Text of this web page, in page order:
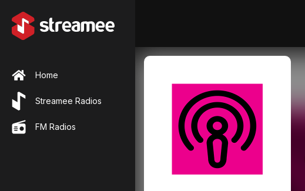
Home
Streamee Radios
FM Radios